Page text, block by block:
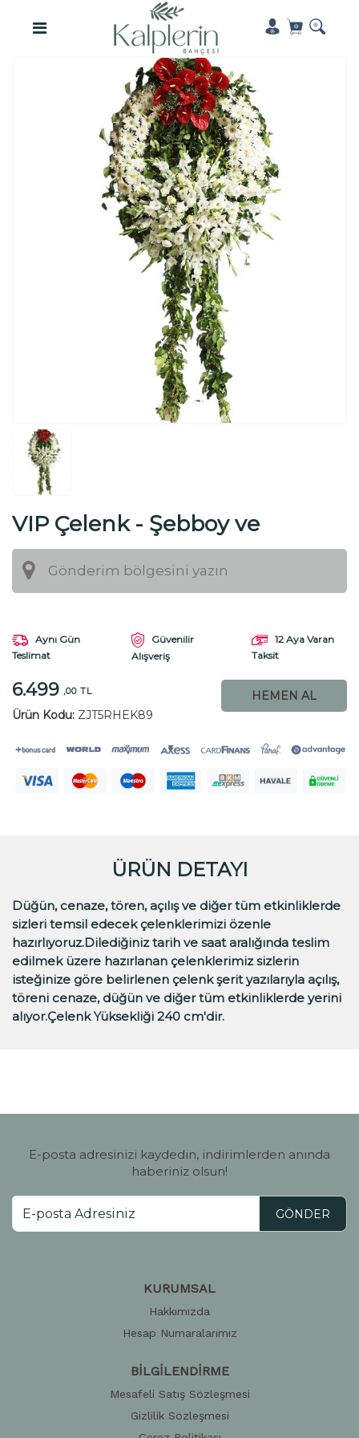
VIP Çelenk - Şebboy ve
Antoryum
Aynı Gün
Teslimat
Güvenilir
Alışveriş
12 Aya Varan
Taksit
6.499 ,00 TL
Ürün Kodu: ZJT5RHEK89
HEMEN AL
ÜRÜN DETAYI
Düğün, cenaze, tören, açılış ve diğer tüm etkinliklerde
sizleri temsil edecek çelenklerimizi özenle
hazırlıyoruz.Dilediğiniz tarih ve saat aralığında teslim
edilmek üzere hazırlanan çelenklerimiz sizlerin
isteğinize göre belirlenen çelenk şerit yazılarıyla açılış,
töreni cenaze, düğün ve diğer tüm etkinliklerde yerini
alıyor.Çelenk Yüksekliği 240 cm'dir.
E-posta adresinizi kaydedin, indirimlerden anında
haberiniz olsun!
GÖNDER
KURUMSAL
Hakkımızda
Hesap Numaralarımız
BİLGİLENDİRME
Mesafeli Satış Sözleşmesi
Gizlilik Sözleşmesi